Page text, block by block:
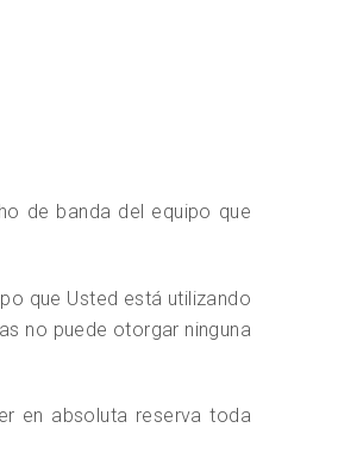
de banda del equipo que
que Usted está utilizando
no puede otorgar ninguna
en absoluta reserva toda